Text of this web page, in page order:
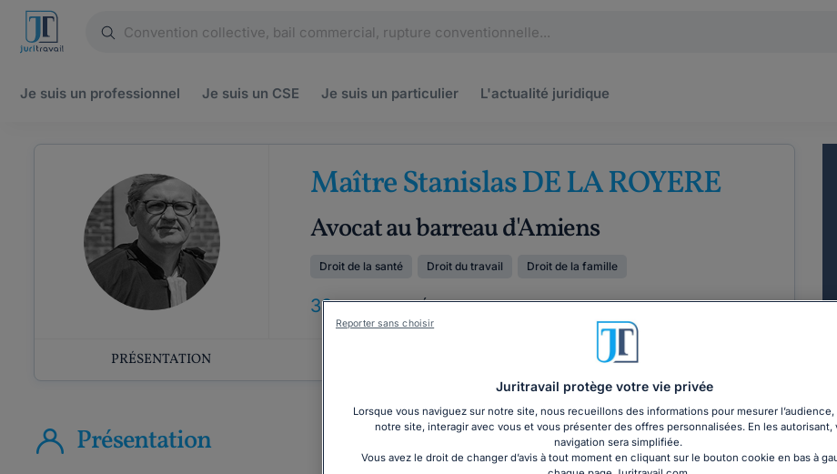
Je suis un professionnel Je suis un CSE Je suis un particulier L'actualité juridique
Maître Stanislas DE LA ROYERE
Avocat au barreau d'Amiens
Droit de la santé Droit du travail Droit de la famille
33ANSD'EXPÉRIENCE
PRÉSENTATION COORDONNÉES
Présentation
Juritravail protège votre vie privée
Lorsque vous naviguez sur notre site, nous recueillons des informations pour mesurer l’audience,
notre site, interagir avec vous et vous présenter des offres personnalisées. En les autorisant,
navigation sera simplifiée.
Vous avez le droit de changer d’avis à tout moment en cliquant sur le bouton cookie en bas à
Reporter sans choisir